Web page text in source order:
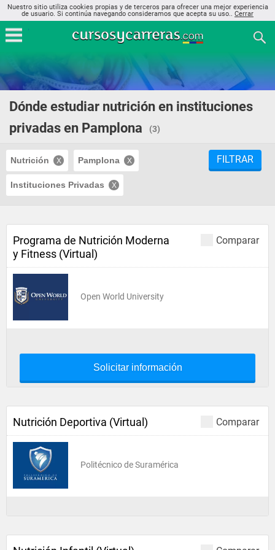
Nuestro sitio utiliza cookies propias y de terceros para ofrecer una mejor experiencia
de usuario. Si continúa navegando consideramos que acepta su uso.. Cerrar
Dónde estudiar nutrición en instituciones
privadas en Pamplona
(3)
Nutrición Pamplona
Instituciones Privadas
FILTRAR
Comparar
Programa de Nutrición Moderna
y Fitness (Virtual)
Open World University
Solicitar información
Comparar
Nutrición Deportiva (Virtual)
Politécnico de Suramérica